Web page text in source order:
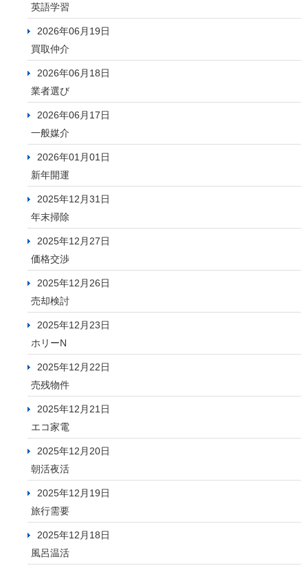
英語学習
2026年06月19日
買取仲介
2026年06月18日
業者選び
2026年06月17日
一般媒介
2026年01月01日
新年開運
2025年12月31日
年末掃除
2025年12月27日
価格交渉
2025年12月26日
売却検討
2025年12月23日
ホリーN
2025年12月22日
売残物件
2025年12月21日
エコ家電
2025年12月20日
朝活夜活
2025年12月19日
旅行需要
2025年12月18日
風呂温活